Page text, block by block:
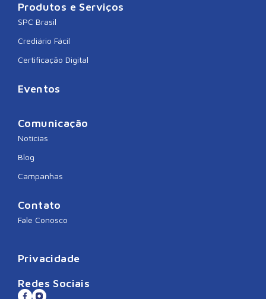
Produtos e Serviços
SPC Brasil
Crediário Fácil
Certificação Digital
Eventos
Comunicação
Notícias
Blog
Campanhas
Contato
Fale Conosco
Privacidade
Redes Sociais